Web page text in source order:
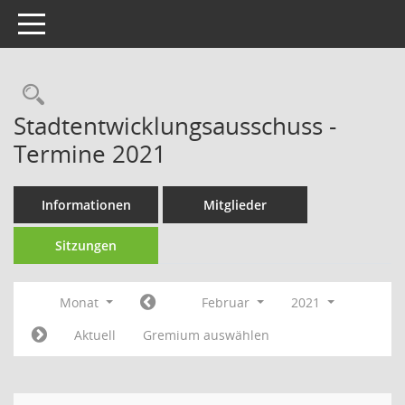
Toggle navigation
Rechercheauswahl
Stadtentwicklungsausschuss -
Termine 2021
Informationen Mitglieder
Sitzungen
Monat Februar
2021
Aktuell
Gremium auswählen